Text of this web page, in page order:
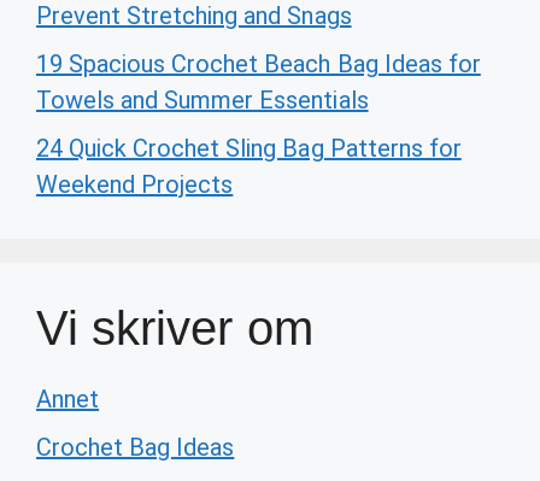
Prevent Stretching and Snags
19 Spacious Crochet Beach Bag Ideas for
Towels and Summer Essentials
24 Quick Crochet Sling Bag Patterns for
Weekend Projects
Vi skriver om
Annet
Crochet Bag Ideas